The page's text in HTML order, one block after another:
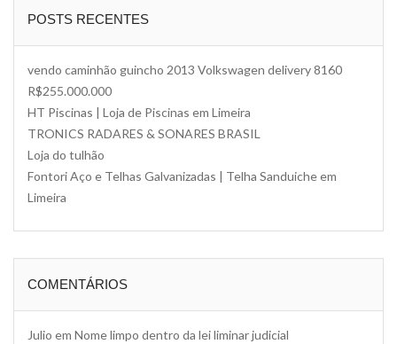
POSTS RECENTES
vendo caminhão guincho 2013 Volkswagen delivery 8160
R$255.000.000
HT Piscinas | Loja de Piscinas em Limeira
TRONICS RADARES & SONARES BRASIL
Loja do tulhão
Fontori Aço e Telhas Galvanizadas | Telha Sanduiche em
Limeira
COMENTÁRIOS
Julio em Nome limpo dentro da lei liminar judicial